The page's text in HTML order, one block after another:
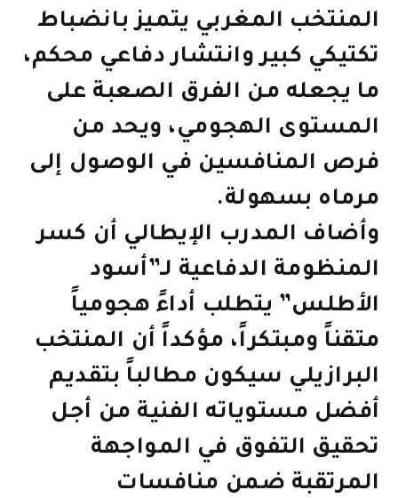
المنتخب المغربي يتميز بانضباط
تكتيكي كبير وانتشار دفاعي محكم،
ما يجعله من الفرق الصعبة على
المستوى الهجومي، ويحد من
فرص المنافسين في الوصول إلى
مرماه بسهولة.
وأضاف المدرب الإيطالي أن كسر
المنظومة الدفاعية لـ”أسود
الأطلس” يتطلب أداءً هجومياً
متقناً ومبتكراً، مؤكداً أن المنتخب
البرازيلي سيكون مطالباً بتقديم
أفضل مستوياته الفنية من أجل
تحقيق التفوق في المواجهة
المرتقبة ضمن منافسات